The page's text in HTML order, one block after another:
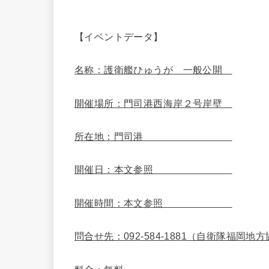
【イベントデータ】
名称：護衛艦ひゅうが 一般公開
開催場所：門司港西海岸２号岸壁
所在地：門司港
開催日：本文参照
開催時間：本文参照
問合せ先：092-584-1881（自衛隊福岡地方